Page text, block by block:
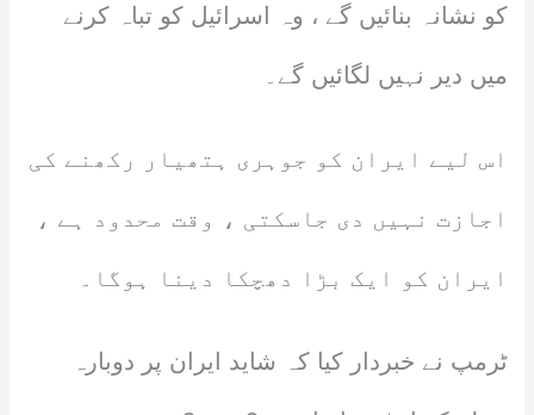
کو نشانہ بنائیں گے ، وہ اسرائیل کو تباہ کرنے
میں دیر نہیں لگائیں گے۔
اس لیے ایران کو جوہری ہتھیار رکھنے کی
اجازت نہیں دی جاسکتی ، وقت محدود ہے ،
ایران کو ایک بڑا دھچکا دینا ہوگا۔
ٹرمپ نے خبردار کیا کہ شاید ایران پر دوبارہ